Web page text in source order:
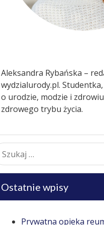
Aleksandra Rybańska –
wydzialurody.pl.
o urodzie, modzie i
zdrowego trybu życia.
Ostatnie wpisy
Prywatna opieka